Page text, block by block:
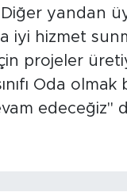
Diğer yandan
iyi hizmet
projeler
Oda
edeceğiz"